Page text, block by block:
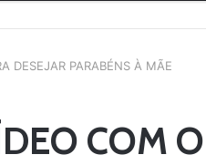
DESEJAR PARABÉNS À MÃE
COM O